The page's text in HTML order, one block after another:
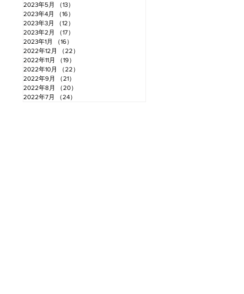
2023年5月
（13）
2023年4月
（16）
2023年3月
（12）
2023年2月
（17）
2023年1月
（16）
2022年12月
（22）
2022年11月
（19）
2022年10月
（22）
2022年9月
（21）
2022年8月
（20）
2022年7月
（24）